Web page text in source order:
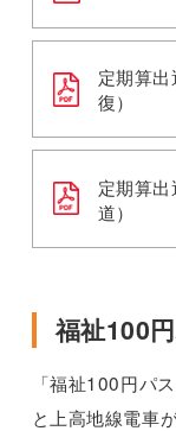
定期算
復）
定期算
道）
福祉100
「福祉100円パ
と上高地線電車